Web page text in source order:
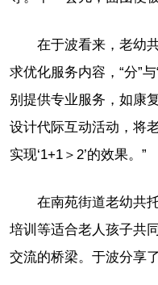
在于波看来，老幼
求优化服务内容，“分”
别提供专业服务，如康
设计代际互动活动，将
实现‘1+1＞2’的效果。”
在南苑街道老幼共
培训等适合老人孩子共
交流的桥梁。于波分